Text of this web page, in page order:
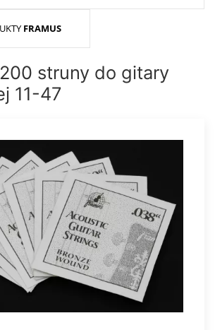
FRAMUS
struny do gitary
11-47